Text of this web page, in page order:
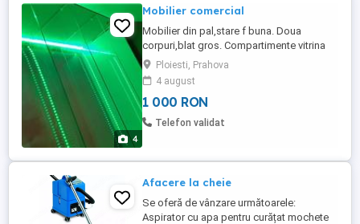
4
Mobilier comercial
Mobilier din pal,stare f buna. Doua
corpuri,blat gros. Compartimente vitrina
prezentare si spatiu depozitare Dimens.
total : 300x50x120 cm
Ploiesti, Prahova
4 august
1 000 RON
Telefon validat
Afacere la cheie
Se oferă de vânzare următoarele:
Aspirator cu apa pentru curățat mochete